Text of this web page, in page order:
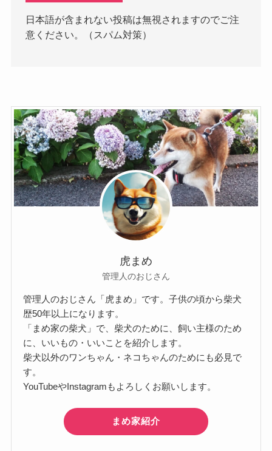
日本語が含まれない投稿は無視されますのでご注
意ください。（スパム対策）
虎まめ
管理人のおじさん
管理人のおじさん「虎まめ」です。子供の頃から柴犬
歴50年以上になります。
「まめ家の柴犬」で、柴犬のために、飼い主様のため
に、いいもの・いいことを紹介します。
柴犬以外のワンちゃん・ネコちゃんのためにも必見で
す。
YouTubeやInstagramもよろしくお願いします。
まめ家紹介